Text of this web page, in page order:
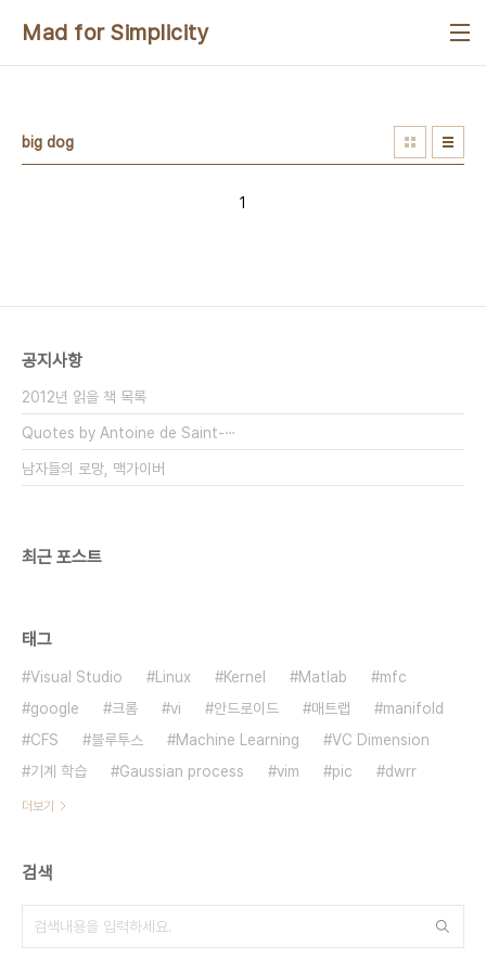
Mad for Simplicity
big dog
1
공지사항
2012년 읽을 책 목록
Quotes by Antoine de Saint-⋯
남자들의 로망, 맥가이버
최근 포스트
태그
Visual Studio Linux Kernel Matlab
mfc
google
크롬 vi 안드로이드 매트랩
manifold
CFS
블루투스 Machine Learning
VC Dimension
기계 학습
Gaussian process vim pic dwrr
더보기
검색